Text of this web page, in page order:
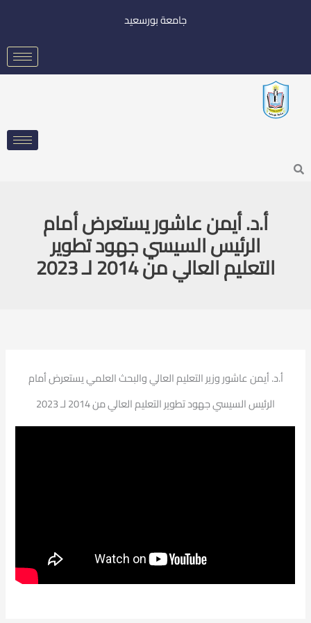
جامعة بورسعيد
Search
أ.د. أيمن عاشور يستعرض أمام
الرئيس السيسي جهود تطوير
التعليم العالي من 2014 لـ 2023
أ.د. أيمن عاشور وزير التعليم العالي والبحث العلمي يستعرض أمام
الرئيس السيسي جهود تطوير التعليم العالي من 2014 لـ 2023